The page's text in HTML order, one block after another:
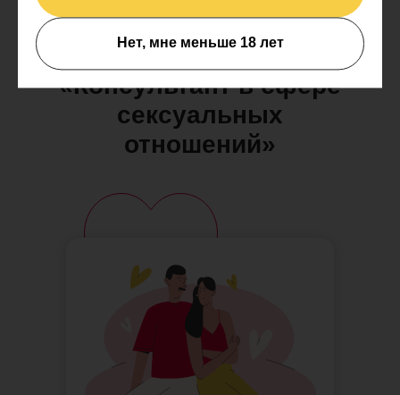
Нет, мне меньше 18 лет
Наш курс
«Консультант в сфере
сексуальных
отношений»